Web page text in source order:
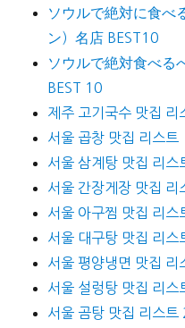
ソウルで絶対に食べ
ン）名店 BEST10
ソウルで絶対食べる
BEST 10
제주 고기국수 맛집 리
서울 곱창 맛집 리스트
서울 삼계탕 맛집 리스
서울 간장게장 맛집 리
서울 아구찜 맛집 리스
서울 대구탕 맛집 리스
서울 평양냉면 맛집 리
서울 설렁탕 맛집 리스
서울 곰탕 맛집 리스트